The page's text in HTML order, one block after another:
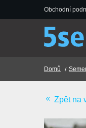
Obchodní
Domů
Zpět na